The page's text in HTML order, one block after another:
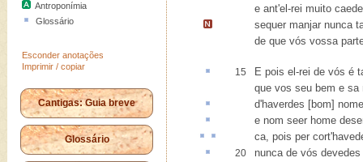
Antroponímia
Glossário
Esconder anotações
Imprimir / copiar
Cantigas: Guia breve
Glossário
e ant'el-rei muito
sequer manjar nunca
de que vós vossa
15
E pois el-rei de vós é
que vos seu bem e sa
d'haverdes [bom]
e nom seer home
ca, pois per
20
nunca de vós